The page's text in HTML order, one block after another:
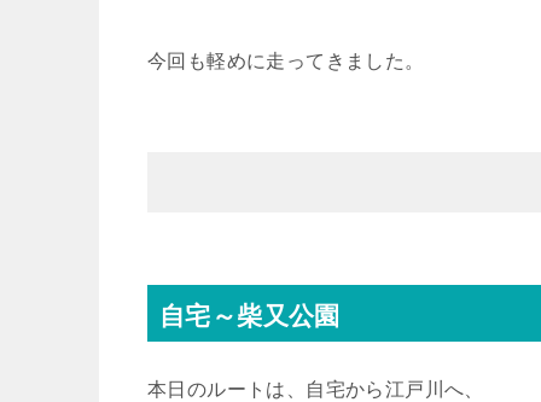
今回も軽めに走ってきました。
自宅～柴又公園
本日のルートは、自宅から江戸川へ、